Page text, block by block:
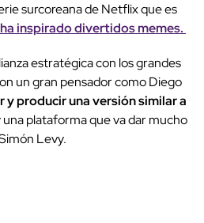
surcoreana de Netflix que es
ha inspirado divertidos memes.
estratégica con los grandes
un gran pensador como Diego
y producir una versión similar a
una plataforma que va dar mucho
Levy.